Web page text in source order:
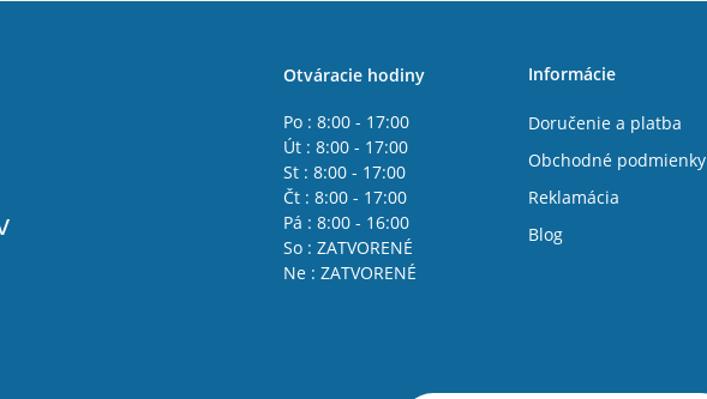
Otváracie hodiny
Po : 8:00 - 17:00
Út : 8:00 - 17:00
St : 8:00 - 17:00
Čt : 8:00 - 17:00
Pá : 8:00 - 16:00
So : ZATVORENÉ
Ne : ZATVORENÉ
Informácie
Doručenie a platba
Obchodné podmienky
Reklamácia
Blog